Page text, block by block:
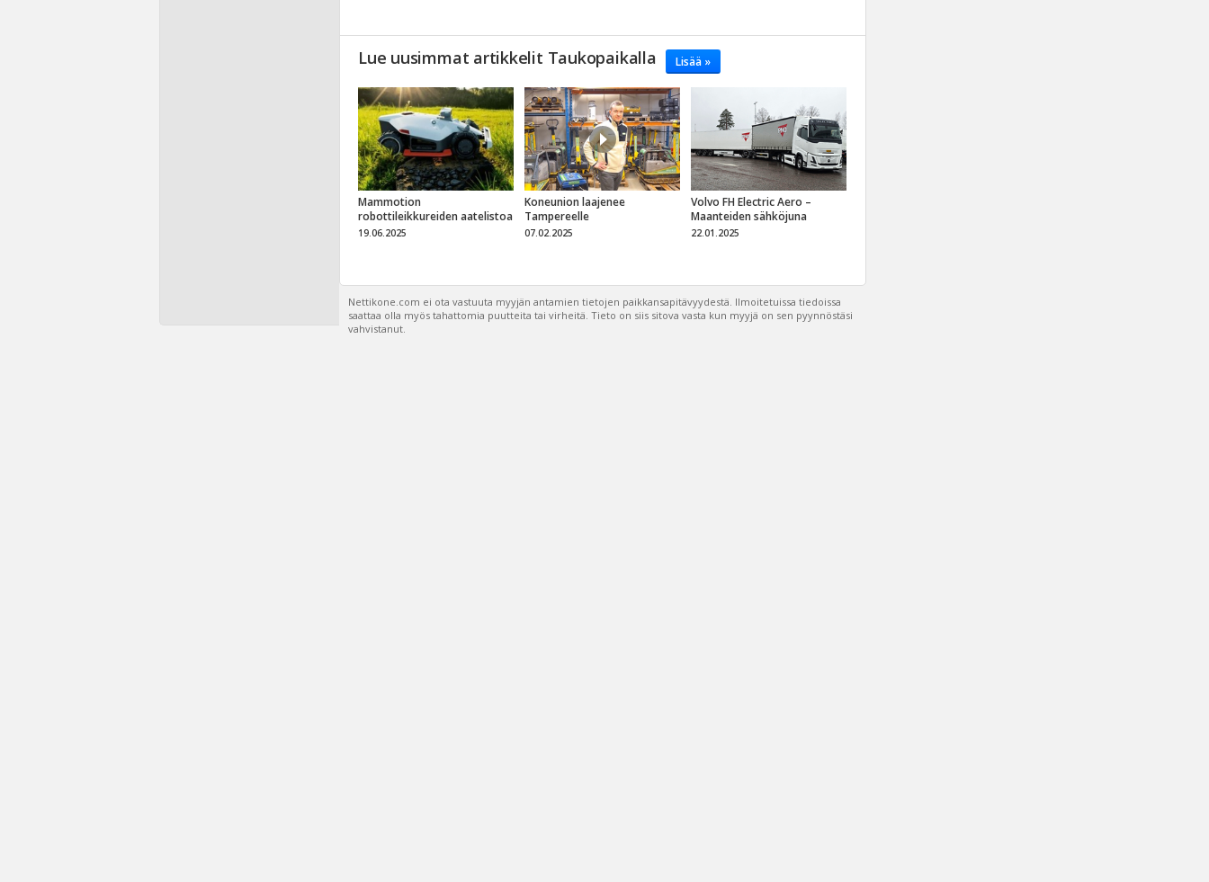
Lue uusimmat artikkelit Taukopaikalla Lisää »
Mammotion
robottileikkureiden aatelistoa
19.06.2025
Koneunion laajenee
Tampereelle
07.02.2025
Volvo FH Electric Aero –
Maanteiden sähköjuna
22.01.2025
Nettikone.com ei ota vastuuta myyjän antamien tietojen paikkansapitävyydestä. Ilmoitetuissa tiedoissa
saattaa olla myös tahattomia puutteita tai virheitä. Tieto on siis sitova vasta kun myyjä on sen pyynnöstäsi
vahvistanut.